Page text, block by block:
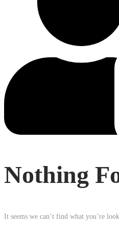
Nothing
It seems we can’t find what you’re